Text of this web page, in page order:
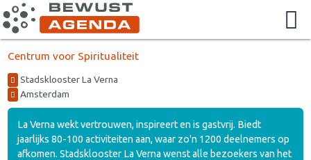
Centrum voor Spiritualiteit
Stadsklooster La Verna
Amsterdam
La Verna wekt vertrouwen, inspireert en is gastvrij. Biedt
jaarlijks 80-100 activiteiten aan, waar zo'n 1200 deelnemers op
afkomen. Stadsklooster La Verna wenst alle bezoekers van het